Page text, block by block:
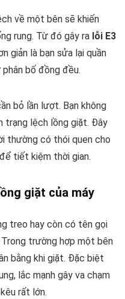
về một bên sẽ khiến
rung. Từ đó gây ra lỗi E3
giản là bạn sửa lại quần
bố đồng đều.
bỏ lần lượt. Bạn không
trạng lệch lồng giặt. Đây
thường có thói quen cho
tiết kiệm thời gian.
giặt của máy
treo hay còn có tên gọi
trường hợp một bên
bằng khi giặt. Đặc biệt
lắc mạnh gây va chạm
rất lớn.